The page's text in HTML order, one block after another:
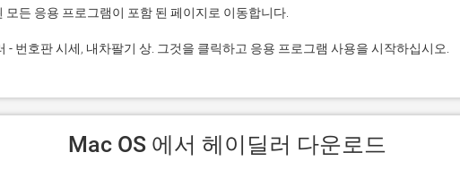
- 번호판 시세, 내차팔기 상. 그것을 클릭하고 응용 프로그램 사용을 시작하십시오.
Mac OS 에서 헤이딜러 다운로드